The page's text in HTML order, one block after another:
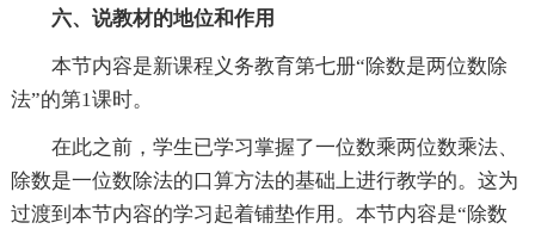
六、说教材的地位和作用
本节内容是新课程义务教育第七册“除数是两位数除
法”的第1课时。
在此之前，学生已学习掌握了一位数乘两位数乘法、
除数是一位数除法的口算方法的基础上进行教学的。这为
过渡到本节内容的学习起着铺垫作用。本节内容是“除数